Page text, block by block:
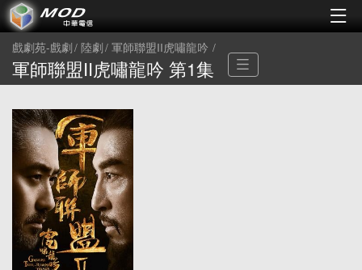
戲劇苑-戲劇 陸劇 軍師聯盟II虎嘯龍吟
軍師聯盟II虎嘯龍吟 第1集